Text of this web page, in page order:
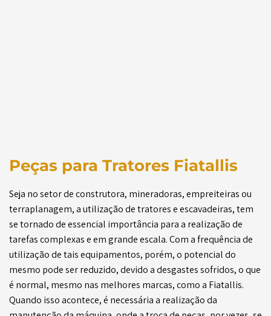
Peças para Tratores Fiatallis
Seja no setor de construtora, mineradoras, empreiteiras ou
terraplanagem, a utilização de tratores e escavadeiras, tem
se tornado de essencial importância para a realização de
tarefas complexas e em grande escala. Com a frequência de
utilização de tais equipamentos, porém, o potencial do
mesmo pode ser reduzido, devido a desgastes sofridos, o que
é normal, mesmo nas melhores marcas, como a Fiatallis.
Quando isso acontece, é necessária a realização da